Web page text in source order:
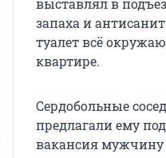
выставлял в
запаха и
туалет всё
квартире.
Сердобольные
предлагали ему
вакансия мужчину